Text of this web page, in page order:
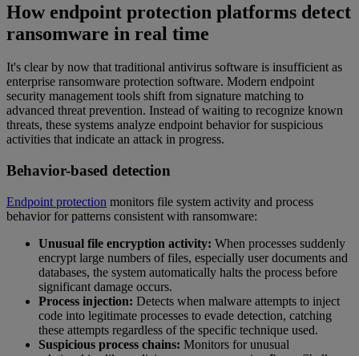
How endpoint protection platforms detect
ransomware in real time
It's clear by now that traditional antivirus software is insufficient as
enterprise ransomware protection software. Modern endpoint
security management tools shift from signature matching to
advanced threat prevention. Instead of waiting to recognize known
threats, these systems analyze endpoint behavior for suspicious
activities that indicate an attack in progress.
Behavior-based detection
Endpoint protection monitors file system activity and process
behavior for patterns consistent with ransomware:
Unusual file encryption activity: When processes suddenly
encrypt large numbers of files, especially user documents and
databases, the system automatically halts the process before
significant damage occurs.
Process injection: Detects when malware attempts to inject
code into legitimate processes to evade detection, catching
these attempts regardless of the specific technique used.
Suspicious process chains: Monitors for unusual